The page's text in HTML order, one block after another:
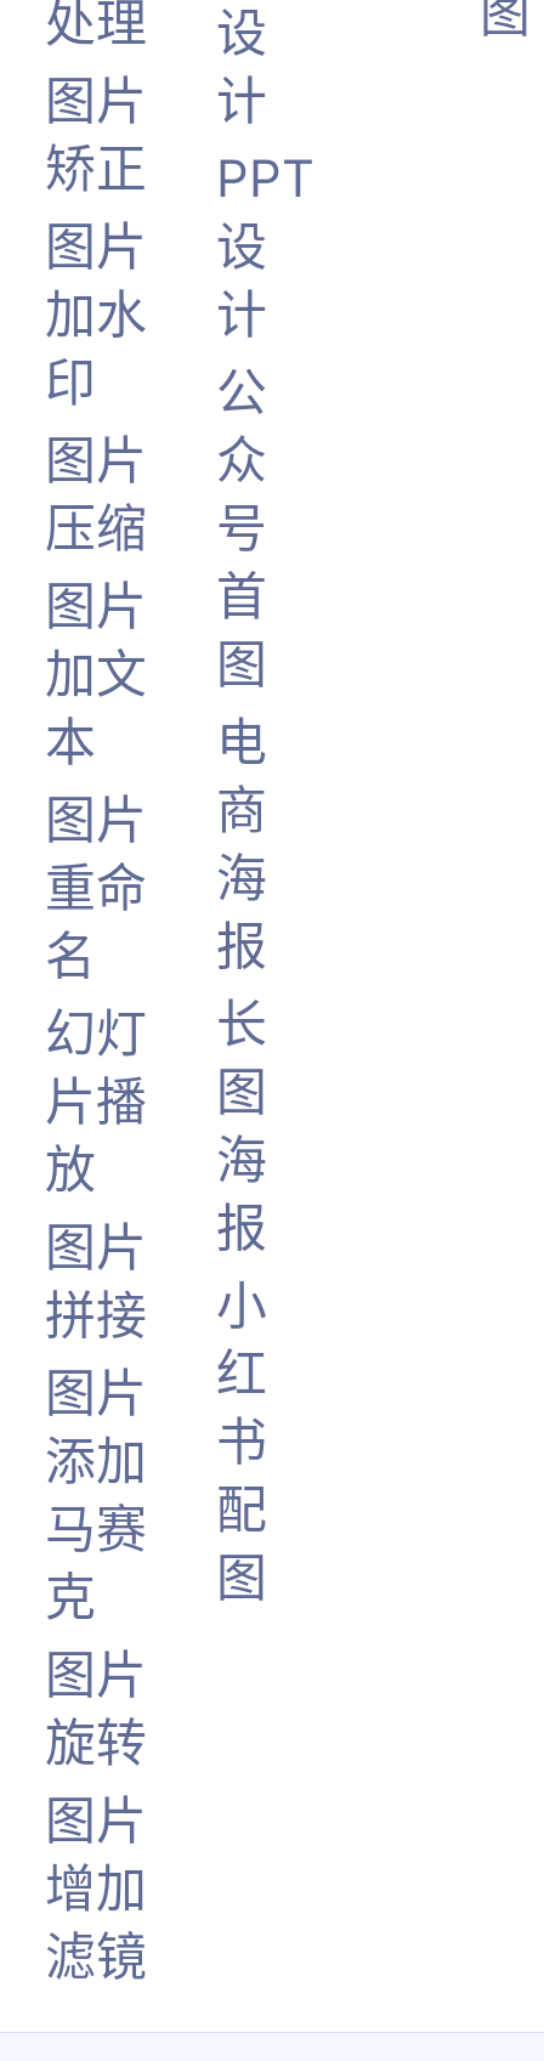
处理
图片
矫正
图片
加水
印
图片
压缩
图片
加文
本
图片
重命
名
幻灯
片播
放
图片
拼接
图片
添加
马赛
克
图片
旋转
图片
增加
滤镜
设
计
PPT
设
计
公
众
号
首
图
电
商
海
报
长
图
海
报
小
红
书
配
图
图